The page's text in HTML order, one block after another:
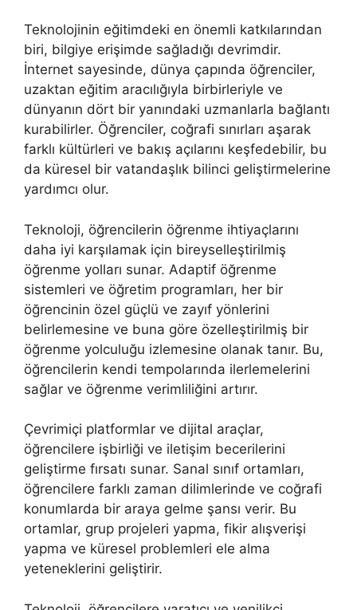
Teknolojinin eğitimdeki en önemli katkılarından
biri, bilgiye erişimde sağladığı devrimdir.
İnternet sayesinde, dünya çapında öğrenciler,
uzaktan eğitim aracılığıyla birbirleriyle ve
dünyanın dört bir yanındaki uzmanlarla bağlantı
kurabilirler. Öğrenciler, coğrafi sınırları aşarak
farklı kültürleri ve bakış açılarını keşfedebilir, bu
da küresel bir vatandaşlık bilinci geliştirmelerine
yardımcı olur.
Teknoloji, öğrencilerin öğrenme ihtiyaçlarını
daha iyi karşılamak için bireyselleştirilmiş
öğrenme yolları sunar. Adaptif öğrenme
sistemleri ve öğretim programları, her bir
öğrencinin özel güçlü ve zayıf yönlerini
belirlemesine ve buna göre özelleştirilmiş bir
öğrenme yolculuğu izlemesine olanak tanır. Bu,
öğrencilerin kendi tempolarında ilerlemelerini
sağlar ve öğrenme verimliliğini artırır.
Çevrimiçi platformlar ve dijital araçlar,
öğrencilere işbirliği ve iletişim becerilerini
geliştirme fırsatı sunar. Sanal sınıf ortamları,
öğrencilere farklı zaman dilimlerinde ve coğrafi
konumlarda bir araya gelme şansı verir. Bu
ortamlar, grup projeleri yapma, fikir alışverişi
yapma ve küresel problemleri ele alma
yeteneklerini geliştirir.